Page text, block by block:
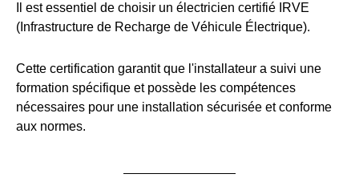
Il est essentiel de choisir un électricien certifié IRVE
(Infrastructure de Recharge de Véhicule Électrique).
Cette certification garantit que l'installateur a suivi une
formation spécifique et possède les compétences
nécessaires pour une installation sécurisée et conforme
aux normes.